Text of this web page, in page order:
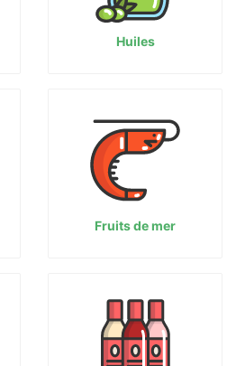
Huiles
Fruits de mer